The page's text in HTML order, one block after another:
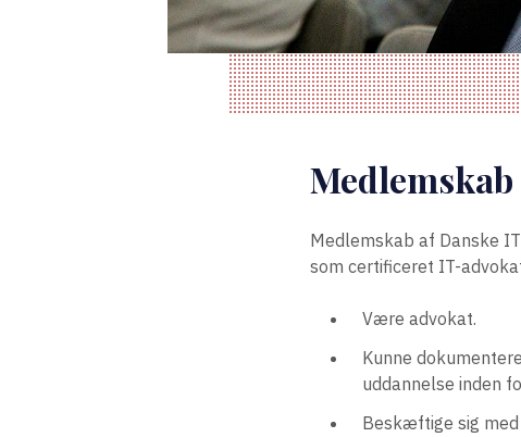
Medlemskab
Medlemskab af Danske
som certificeret IT-
Være advokat.
Kunne
uddannelse inden
Beskæftige sig